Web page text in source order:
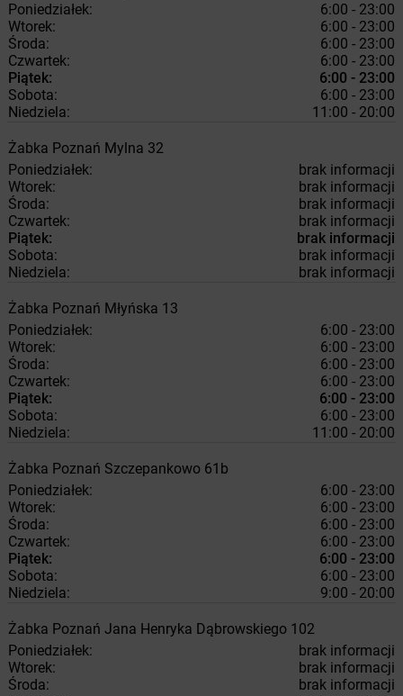
Poniedziałek:
6:00 - 23:00
Wtorek:
6:00 - 23:00
Środa:
6:00 - 23:00
Czwartek:
6:00 - 23:00
Piątek:
6:00 - 23:00
Sobota:
6:00 - 23:00
Niedziela:
11:00 - 20:00
Żabka Poznań Mylna 32
Poniedziałek:
brak informacji
Wtorek:
brak informacji
Środa:
brak informacji
Czwartek:
brak informacji
Piątek:
brak informacji
Sobota:
brak informacji
Niedziela:
brak informacji
Żabka Poznań Młyńska 13
Poniedziałek:
6:00 - 23:00
Wtorek:
6:00 - 23:00
Środa:
6:00 - 23:00
Czwartek:
6:00 - 23:00
Piątek:
6:00 - 23:00
Sobota:
6:00 - 23:00
Niedziela:
11:00 - 20:00
Żabka Poznań Szczepankowo 61b
Poniedziałek:
6:00 - 23:00
Wtorek:
6:00 - 23:00
Środa:
6:00 - 23:00
Czwartek:
6:00 - 23:00
Piątek:
6:00 - 23:00
Sobota:
6:00 - 23:00
Niedziela:
9:00 - 20:00
Żabka Poznań Jana Henryka Dąbrowskiego 102
Poniedziałek:
brak informacji
Wtorek:
brak informacji
Środa:
brak informacji